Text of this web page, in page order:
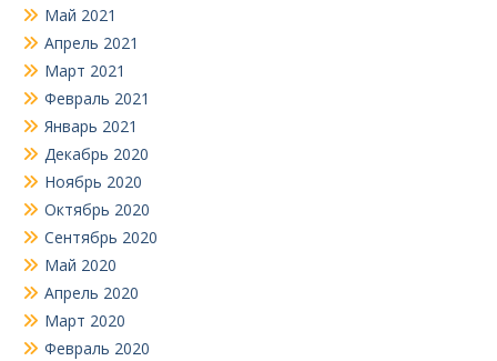
Май 2021
Апрель 2021
Март 2021
Февраль 2021
Январь 2021
Декабрь 2020
Ноябрь 2020
Октябрь 2020
Сентябрь 2020
Май 2020
Апрель 2020
Март 2020
Февраль 2020